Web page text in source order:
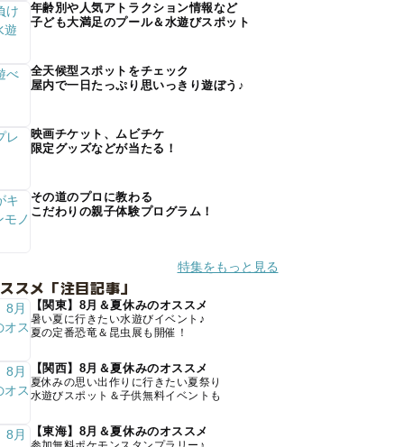
年齢別や人気アトラクション情報など
子ども大満足のプール＆水遊びスポット
全天候型スポットをチェック
屋内で一日たっぷり思いっきり遊ぼう♪
映画チケット、ムビチケ
限定グッズなどが当たる！
その道のプロに教わる
こだわりの親子体験プログラム！
特集をもっと見る
スメ「注目記事」
【関東】8月＆夏休みのオススメ
暑い夏に行きたい水遊びイベント♪
夏の定番恐竜＆昆虫展も開催！
【関西】8月＆夏休みのオススメ
夏休みの思い出作りに行きたい夏祭り
水遊びスポット＆子供無料イベントも
【東海】8月＆夏休みのオススメ